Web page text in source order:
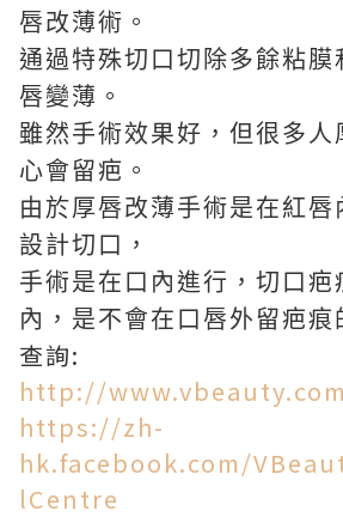
唇改薄術。
通過特殊切口切除多餘粘膜
唇變薄。
雖然手術效果好，但很多人
心會留疤。
由於厚唇改薄手術是在紅唇
設計切口，
手術是在口內進行，切口疤
內， 是不會在口唇外留疤痕
查詢:
http://
https://zh-
hk.facebook.com/
lCentre